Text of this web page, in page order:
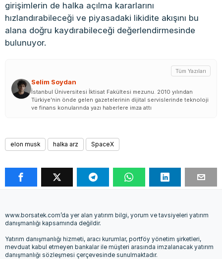
girişimlerin de halka açılma kararlarını
hızlandırabileceği ve piyasadaki likidite akışını bu
alana doğru kaydırabileceği değerlendirmesinde
bulunuyor.
Selim Soydan
Tüm Yazıları
İstanbul Üniversitesi İktisat Fakültesi mezunu. 2010 yılından
Türkiye'nin önde gelen gazetelerinin dijital servislerinde teknoloji
ve finans konularında yazı haberlere imza attı
elon musk halka arz SpaceX
www.borsatek.com’da yer alan yatırım bilgi, yorum ve tavsiyeleri yatırım
danışmanlığı kapsamında değildir.
Yatırım danışmanlığı hizmeti, aracı kurumlar, portföy yönetim şirketleri,
mevduat kabul etmeyen bankalar ile müşteri arasında imzalanacak yatırım
danışmanlığı sözleşmesi çerçevesinde sunulmaktadır.